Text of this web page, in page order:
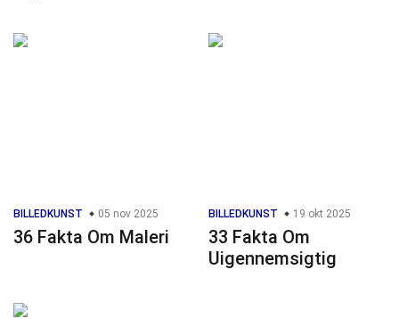
BILLEDKUNST 05 nov 2025
36 Fakta Om Maleri
BILLEDKUNST 19 okt 2025
33 Fakta Om
Uigennemsigtig